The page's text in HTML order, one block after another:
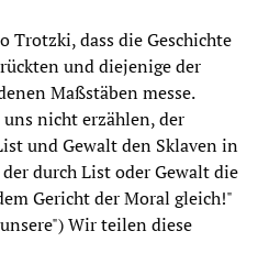
Trotzki, dass die Geschichte
und diejenige der
Maßstäben messe.
nicht erzählen, der
und Gewalt den Sklaven in
durch List oder Gewalt die
Gericht der Moral gleich!"
Wir teilen diese